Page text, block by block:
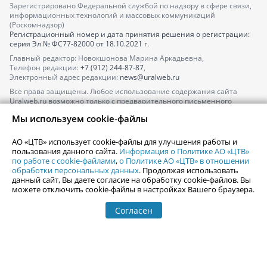
Зарегистрировано Федеральной службой по надзору в сфере связи,
информационных технологий и массовых коммуникаций
(Роскомнадзор)
Регистрационный номер и дата принятия решения о регистрации:
серия Эл № ФС77-82000от 18.10.2021 г.
Главный редактор: Новокшонова Марина Аркадьевна,
Телефон редакции: +7 (912) 244-87-87,
Электронный адрес редакции: news@uralweb.ru
Все права защищены. Любое использование содержания сайта
Uralweb.ru возможно только с предварительного письменного
По вопросам размещения рекламы обращайтесь по тел.
По вопросам размещения информации в разделе «Афиша»
afisha@uralweb.ru
Пользовательское соглашение на использование сайта
Политика АО «ЦТВ» в отношении обработки персональных данных
Мы используем cookie-файлы
АО «ЦТВ» использует cookie-файлы для улучшения работы и
пользования данного сайта. Информация о Политике АО «ЦТВ»
по работе с cookie-файлами,о Политике АО «ЦТВ» в отношении
обработки персональных данных. Продолжая использовать
данный сайт, Вы даете согласие на обработку cookie-файлов. Вы
можете отключить cookie-файлы в настройках Вашего браузера.
Согласен